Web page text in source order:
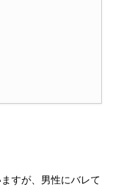
すが、男性にバレて